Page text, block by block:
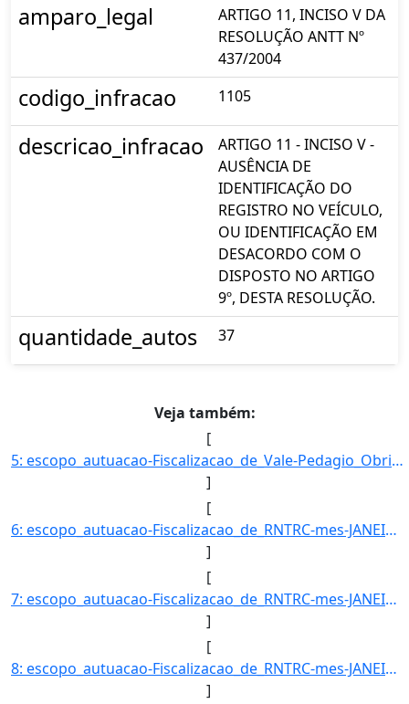
amparo_legal
ARTIGO 11, INCISO V DA
RESOLUÇÃO ANTT Nº
437/2004
codigo_infracao 1105
descricao_infracao
ARTIGO 11 - INCISO V -
AUSÊNCIA DE
IDENTIFICAÇÃO DO
REGISTRO NO VEÍCULO,
OU IDENTIFICAÇÃO EM
DESACORDO COM O
DISPOSTO NO ARTIGO
9º, DESTA RESOLUÇÃO.
quantidade_autos 37
Veja também:
[
5: escopo_autuacao-Fiscalizacao_de_Vale-Pedagio_Obrigatorio-mes-JANEIRO-uf-PR-amparo_legal-ARTIGO_6º-_I]
]
[
6: escopo_autuacao-Fiscalizacao_de_RNTRC-mes-JANEIRO-uf-RJ-amparo_legal-ARTIGO_11-_INCISO_II_DA_RESOLUC]
]
[
7: escopo_autuacao-Fiscalizacao_de_RNTRC-mes-JANEIRO-uf-RJ-amparo_legal-ARTIGO_11-_INCISO_V_DA_RESOLUCA]
]
[
8: escopo_autuacao-Fiscalizacao_de_RNTRC-mes-JANEIRO-uf-RS-amparo_legal-ARTIGO_11-_INCISO_II_DA_RESOLUC]
]